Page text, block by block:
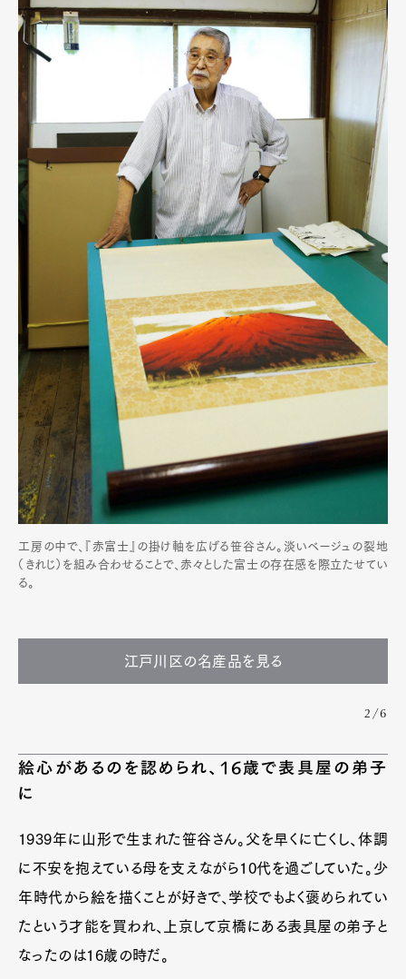
工房の中で、『赤富士』の掛け軸を広げる笹谷さん。淡いベージュの裂地
（きれじ）を組み合わせることで、赤々とした富士の存在感を際立たせてい
る。
江戸川区の名産品を見る
2/6
絵心があるのを認められ、16歳で表具屋の弟子
に
1939年に山形で生まれた笹谷さん。父を早くに亡くし、体調
に不安を抱えている母を支えながら10代を過ごしていた。少
年時代から絵を描くことが好きで、学校でもよく褒められてい
たという才能を買われ、上京して京橋にある表具屋の弟子と
なったのは16歳の時だ。